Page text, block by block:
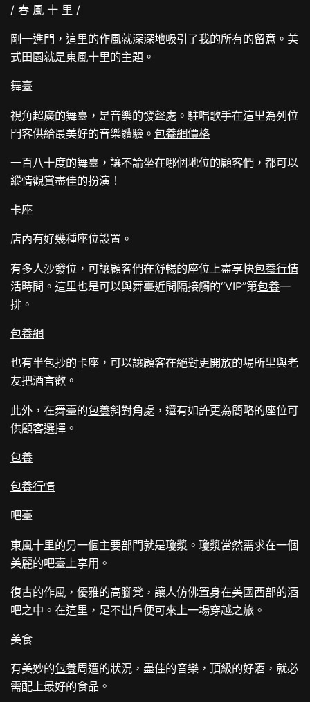
/ 春 風 十 里 /
剛一進門，這里的作風就深深地吸引了我的所有的留意。美
式田園就是東風十里的主題。
舞臺
視角超廣的舞臺，是音樂的發聲處。駐唱歌手在這里為列位
門客供給最美好的音樂體驗。包養網價格
一百八十度的舞臺，讓不論坐在哪個地位的顧客們，都可以
縱情觀賞盡佳的扮演！
卡座
店內有好幾種座位設置。
有多人沙發位，可讓顧客們在舒暢的座位上盡享快包養行情
活時間。這里也是可以與舞臺近間隔接觸的“VIP”第包養一
排。
包養網
也有半包抄的卡座，可以讓顧客在絕對更開放的場所里與老
友把酒言歡。
此外，在舞臺的包養斜對角處，還有如許更為簡略的座位可
供顧客選擇。
包養
包養行情
吧臺
東風十里的另一個主要部門就是瓊漿。瓊漿當然需求在一個
美麗的吧臺上享用。
復古的作風，優雅的高腳凳，讓人仿佛置身在美國西部的酒
吧之中。在這里，足不出戶便可來上一場穿越之旅。
美食
有美妙的包養周遭的狀況，盡佳的音樂，頂級的好酒，就必
需配上最好的食品。